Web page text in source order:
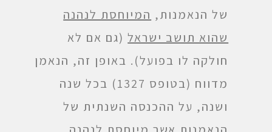
של הנאמנות, המיוחסת לנהנה
שהוא תושב ישראל(גם אם לא
חולקה לו בפועל). באופן זה, הנאמן
מדווח (בטופס 1327) בכל שנה
ושנה, על ההכנסה השנתית של